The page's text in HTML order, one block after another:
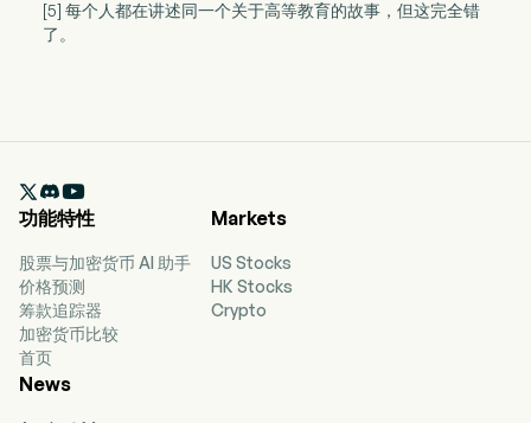
[5] 每个人都在讲述同一个关于高等教育的故事，但这完全错
了。

功能特性
股票与加密货币 AI 助手
价格预测
筹款追踪器
加密货币比较
首页
Markets
US Stocks
HK Stocks
Crypto
News